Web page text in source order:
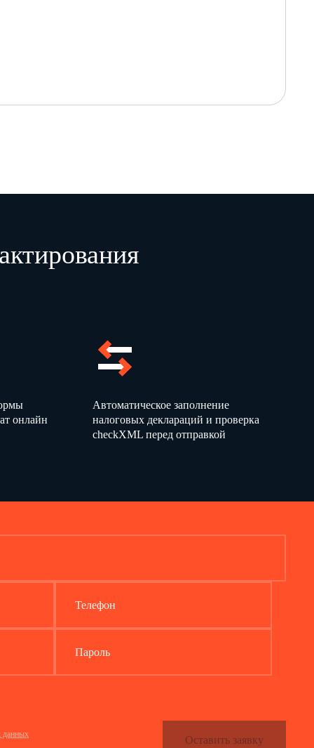
онлайн
Автоматическое заполнение
налоговых деклараций и проверка
checkXML перед отправкой
Телефон
Пароль
данных
Оставить заявку